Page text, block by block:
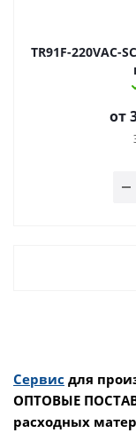
TR91F-220VAC-SC-C реле 1C 220Вac: 10А/
от
Сервис для
ОПТОВЫЕ
расходных